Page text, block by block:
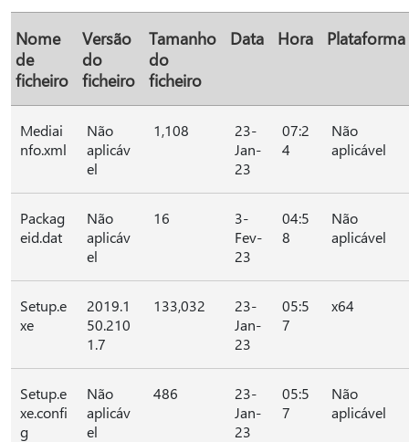
Nome
de
ficheiro
Versão
do
ficheiro
Tamanho
do
ficheiro
Data Hora Plataforma
Mediai
nfo.xml
Não
aplicáv
el
1,108
23-
Jan-
23
07:2
4
Não
aplicável
Packag
eid.dat
Não
aplicáv
el
16
3-
Fev-
23
04:5
8
Não
aplicável
Setup.e
xe
2019.1
50.210
1.7
133,032
23-
Jan-
23
05:5
7
x64
Setup.e
xe.confi
g
Não
aplicáv
el
486
23-
Jan-
23
05:5
7
Não
aplicável